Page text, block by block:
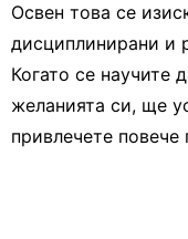
Освен това се
дисциплинирани и
Когато се научите
желанията си, ще
привлечете